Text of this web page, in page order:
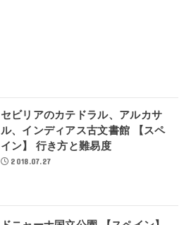
セビリアのカテドラル、アルカサ
ル、インディアス古文書館 【スペ
イン】 行き方と難易度
2018.07.27